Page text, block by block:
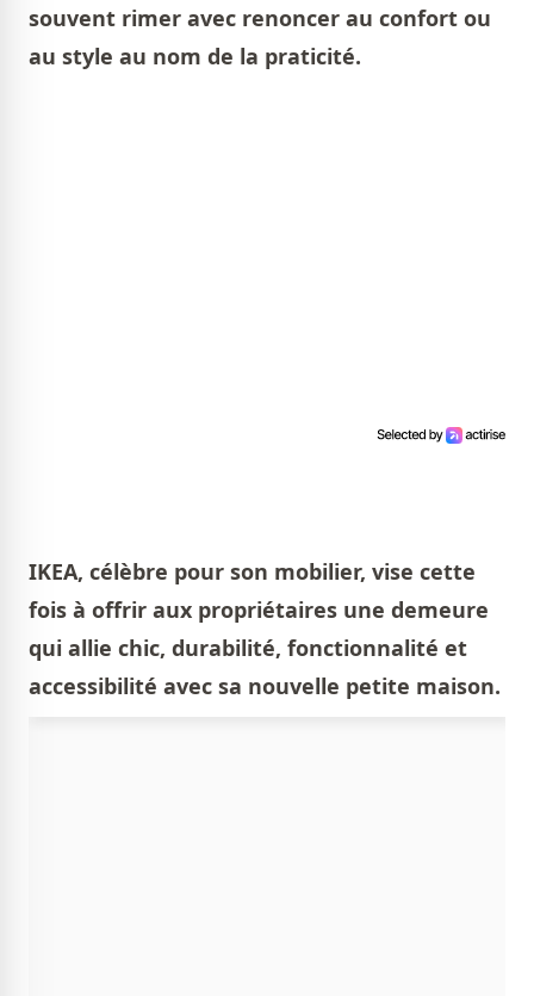
souvent rimer avec renoncer au confort ou
au style au nom de la praticité.
IKEA, célèbre pour son mobilier, vise cette
fois à offrir aux propriétaires une demeure
qui allie chic, durabilité, fonctionnalité et
accessibilité avec sa nouvelle petite maison.